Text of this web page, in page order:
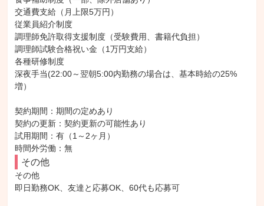
交通費支給（月上限5万円）
従業員紹介制度
調理師免許取得支援制度（受験費用、書籍代負担）
調理師試験合格祝い金（1万円支給）
各種研修制度
深夜手当(22:00～翌朝5:00内勤務の場合は、基本時給の25%
増）
契約期間：期間の定めあり
契約の更新：契約更新の可能性あり
試用期間：有（1～2ヶ月）
時間外労働：無
その他
その他
即日勤務OK、友達と応募OK、60代も応募可